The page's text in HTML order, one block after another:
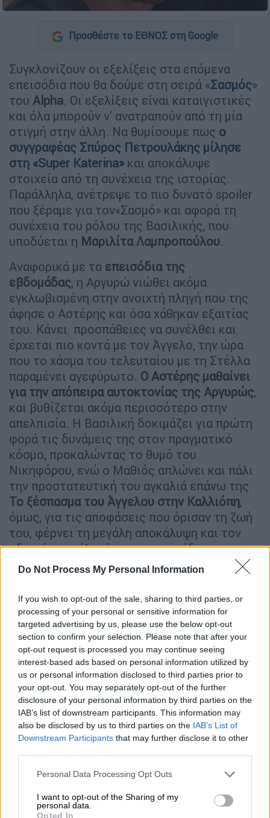
Do Not Process My Personal Information
If you wish to opt-out of the sale, sharing to third parties, or
processing of your personal or sensitive information for
targeted advertising by us, please use the below opt-out
section to confirm your selection. Please note that after your
opt-out request is processed you may continue seeing
interest-based ads based on personal information utilized by
us or personal information disclosed to third parties prior to
your opt-out. You may separately opt-out of the further
disclosure of your personal information by third parties on the
IAB’s list of downstream participants. This information may
also be disclosed by us to third parties on the IAB’s List of
Downstream Participants that may further disclose it to other
Please note that this website/app uses one or more Google
not limited to your visit or usage behaviour. You may click to
grant or deny consent to Google and its third-party tags to
Personal Data Processing Opt Outs
I want to opt-out of the Sharing of my
personal data.
Opted In
Προσθέστε το ΕΘΝΟΣ στη Google
Συγκλονίζουν οι εξελίξεις στα επόμενα
επεισόδια που θα δούμε στη σειρά «Σασμός»
του Alpha. Οι εξελίξεις είναι καταιγιστικές
και όλα μπορούν ν' ανατραπούν από τη μία
στιγμή στην άλλη. Να θυμίσουμε πως ο
συγγραφέας Σπύρος Πετρουλάκης μίλησε
στη «Super Katerina»και αποκάλυψε
στοιχεία από τη συνέχεια της ιστορίας.
Παράλληλα, ανέτρεψε το πιο δυνατό spoiler
που ξέραμε για τον«Σασμό» και αφορά τη
συνέχεια του ρόλου της Βασιλικής, που
υποδύεται η Μαριλίτα Λαμπροπούλου.
Αναφορικά με τα επεισόδια της
εβδομάδας, η Αργυρώ νιώθει ακόμα
εγκλωβισμένη στην ανοιχτή πληγή που της
άφησε ο Αστέρης και όσα χάθηκαν εξαιτίας
του. Κάνει προσπάθειες να συνέλθει και
έρχεται πιο κοντά με τον Άγγελο, την ώρα
που το χάσμα του τελευταίου με τη Στέλλα
παραμένει αγεφύρωτο. O Αστέρης μαθαίνει
για την απόπειρα αυτοκτονίας της Αργυρώς,
και βυθίζεται ακόμα περισσότερο στην
απελπισία. Η Βασιλική δοκιμάζει για πρώτη
φορά τις δυνάμεις της στον πραγματικό
κόσμο, προκαλώντας το θυμό του
Νικηφόρου, ενώ ο Μαθιός απλώνει και πάλι
την προστατευτική του αγκαλιά επάνω της.
Το ξέσπασμα του Άγγελου στην Καλλιόπη,
όμως, για τις αποφάσεις που όρισαν τη ζωή
του, φέρνει τη μεγάλη αποκάλυψη και τον
οδηγεί και πάλι πίσω στο σκοτάδι.
Καθώς ο Αστέρης προσπαθεί να βρει τα
Καραπάνου συνταράσσει κρατούμενους και
φύλακες και αποκαλύπτει μια ακόμα πιο
φριχτή αλήθεια για τον Τόλη… Ο Καραπάνος
προσπαθεί να προειδοποιήσει τον Αστέρη
για τον κίνδυνο που διατρέχει.Ο Μανόλης
θα γνωρίσει για πρώτη φορά τον έρωτα στο
πρόσωπο της Έλλης , ενώ ο Μύρων θα
προσεγγίσει την Άσπα, παρά τις
προειδοποιήσεις του Αντώνη. Ο Νικηφόρος
έχει υποψίες ότι κάποιος τον παρακολουθεί,
νέα της δουλειά βρίσκει καταφύγιο στην
αγκαλιά του Μαθιού. Είναι όμως πράγματι
μόνοι τους;